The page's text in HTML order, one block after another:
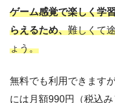
ゲーム感覚で楽しく学
らえるため、難しくて
ょう。
無料でも利用できます
には月額990円（税込